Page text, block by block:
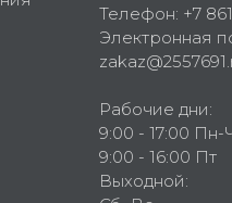
Телефон: +7
Электронная
Рабочие дни:
9:00 - 17:00 Пн-
9:00 - 16:00 Пт
Выходной: